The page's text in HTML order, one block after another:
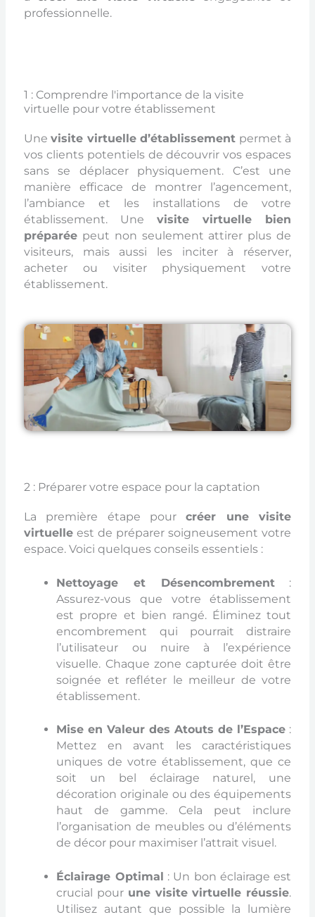
professionnelle.
1 : Comprendre l'importance de la visite
virtuelle pour votre établissement
Unevisite virtuelle d’établissement permet à
vos clients potentiels de découvrir vos espaces
sans se déplacer physiquement. C’est une
manière efficace de montrer l’agencement,
l’ambiance et les installations de votre
établissement. Une visite virtuelle bien
préparéepeut non seulement attirer plus de
visiteurs, mais aussi les inciter à réserver,
acheter ou visiter physiquement votre
établissement.
2 : Préparer votre espace pour la captation
La première étape pourcréer une visite
virtuelleest de préparer soigneusement votre
espace. Voici quelques conseils essentiels :
Nettoyage et Désencombrement:
Assurez-vous que votre établissement
est propre et bien rangé. Éliminez tout
encombrement qui pourrait distraire
l’utilisateur ou nuire à l’expérience
visuelle. Chaque zone capturée doit être
soignée et refléter le meilleur de votre
établissement.
Mise en Valeur des Atouts de l’Espace :
Mettez en avant les caractéristiques
uniques de votre établissement, que ce
soit un bel éclairage naturel, une
décoration originale ou des équipements
haut de gamme. Cela peut inclure
l’organisation de meubles ou d’éléments
de décor pour maximiser l’attrait visuel.
Éclairage Optimal
: Un bon éclairage est
crucial pour une visite virtuelle réussie.
Utilisez autant que possible la lumière